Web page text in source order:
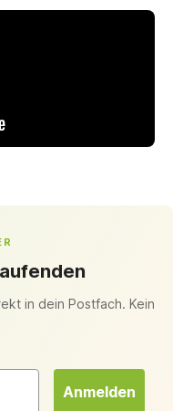
in dein Postfach. Kein
Anmelden